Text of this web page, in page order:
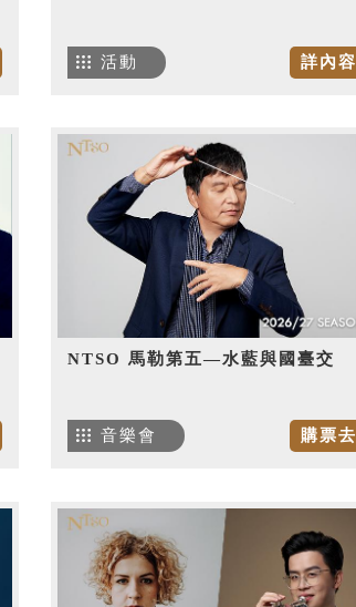
詳內容
活動
NTSO 馬勒第五—水藍與國臺交
購票去
音樂會